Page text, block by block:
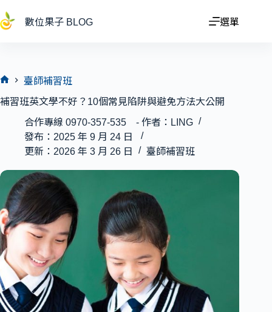
至
容
數位果子 BLOG 選單
頁
臺師補習班
補習班英文學不好？10個常見陷阱與避免方法大公開
合作專線 0970-357-535 - 作者：LING
發布：2025 年 9 月 24 日
更新：2026 年 3 月 26 日
臺師補習班